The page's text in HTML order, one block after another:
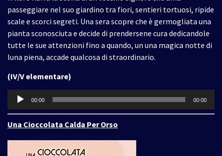
passeggiare nel suo giardino tra fiori, sentieri tortuosi, ripide
scale e scorci segreti. Una sera scopre che è germogliata una
pianta sconosciuta e decide di prendersene cura dedicandole
tutte le sue attenzioni fino a quando, un una magica notte di
luna piena, accade qualcosa di straordinario.
(IV/V elementare)
Audio
Player
00:00 00:00
Una Cioccolata Calda Per Orso